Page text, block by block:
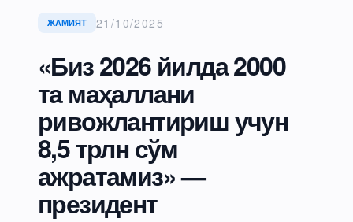
ЖАМИЯТ 21/10/2025
«Биз 2026 йилда 2000
та маҳаллани
ривожлантириш учун
8,5 трлн сўм
ажратамиз» —
президент